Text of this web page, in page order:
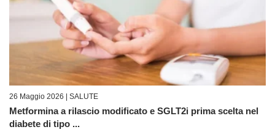
26 Maggio 2026 | SALUTE
Metformina a rilascio modificato e SGLT2i prima scelta nel
diabete di tipo ...